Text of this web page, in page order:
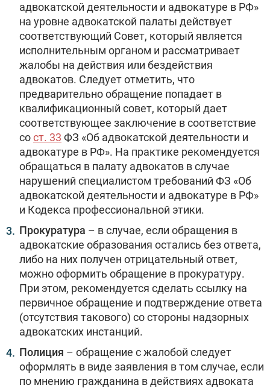
адвокатской деятельности и адвокатуре в РФ»
на уровне адвокатской палаты действует
соответствующий Совет, который является
исполнительным органом и рассматривает
жалобы на действия или бездействия
адвокатов. Следует отметить, что
предварительно обращение попадает в
квалификационный совет, который дает
соответствующее заключение в соответствие
сост. 33 ФЗ «Об адвокатской деятельности и
адвокатуре в РФ». На практике рекомендуется
обращаться в палату адвокатов в случае
нарушений специалистом требований ФЗ «Об
адвокатской деятельности и адвокатуре в РФ»
и Кодекса профессиональной этики.
Прокуратура – в случае, если обращения в
адвокатские образования остались без ответа,
либо на них получен отрицательный ответ,
можно оформить обращение в прокуратуру.
При этом, рекомендуется сделать ссылку на
первичное обращение и подтверждение ответа
(отсутствия такового) со стороны надзорных
адвокатских инстанций.
Полиция – обращение с жалобой следует
оформлять в виде заявления в том случае, если
по мнению гражданина в действиях адвоката